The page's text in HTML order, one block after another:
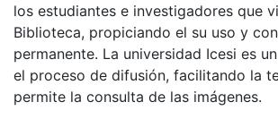
los estudiantes e investigadores que
Biblioteca, propiciando el su uso y
permanente. La universidad Icesi es
el proceso de difusión, facilitando la
permite la consulta de las imágenes.